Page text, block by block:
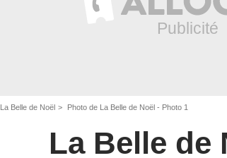
La Belle de Noël Photo de La Belle de Noël - Photo 1
La Belle de